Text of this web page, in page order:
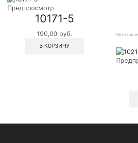
Предпросмотр
10171-5
190,00 руб.
В КОРЗИНУ
Нет в